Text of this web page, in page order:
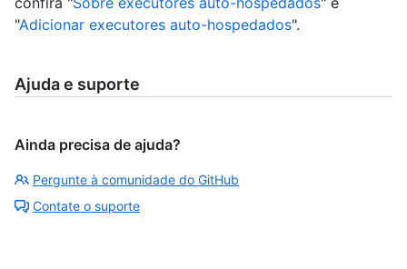
"Adicionar executores auto-hospedados".
Ajuda e suporte
Ainda precisa de ajuda?
Pergunte à comunidade do GitHub
Contate o suporte